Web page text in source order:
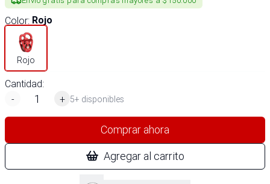
Color: Rojo
Rojo
Cantidad:
-
+ 5+ disponibles
Comprar ahora
Agregar al carrito